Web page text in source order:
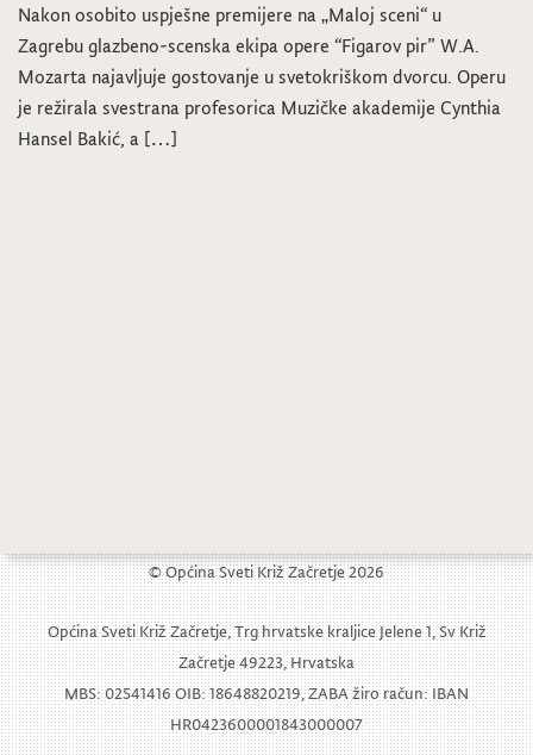
Nakon osobito uspješne premijere na „Maloj sceni“ u
Zagrebu glazbeno-scenska ekipa opere “Figarov pir” W.A.
Mozarta najavljuje gostovanje u svetokriškom dvorcu. Operu
je režirala svestrana profesorica Muzičke akademije Cynthia
Hansel Bakić, a […]
© Općina Sveti Križ Začretje 2026
Općina Sveti Križ Začretje, Trg hrvatske kraljice Jelene 1, Sv Križ
Začretje 49223, Hrvatska
MBS: 02541416 OIB: 18648820219, ZABA žiro račun: IBAN
HR0423600001843000007